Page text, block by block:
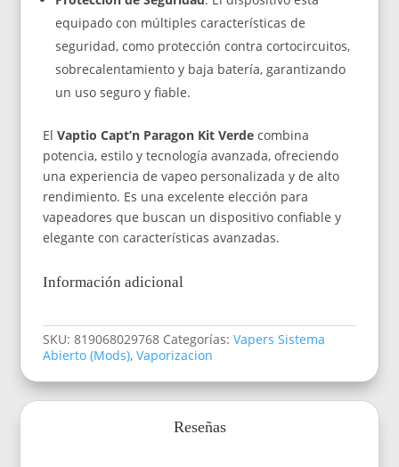
equipado con múltiples características de
seguridad, como protección contra cortocircuitos,
sobrecalentamiento y baja batería, garantizando
un uso seguro y fiable.
ElVaptio Capt’n Paragon Kit Verde combina
potencia, estilo y tecnología avanzada, ofreciendo
una experiencia de vapeo personalizada y de alto
rendimiento. Es una excelente elección para
vapeadores que buscan un dispositivo confiable y
elegante con características avanzadas.
Información adicional
SKU:819068029768 Categorías:Vapers Sistema
Abierto (Mods),Vaporizacion
Reseñas